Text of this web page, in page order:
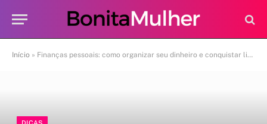
Início » Finanças pessoais: como organizar seu dinheiro e conquistar liberdade